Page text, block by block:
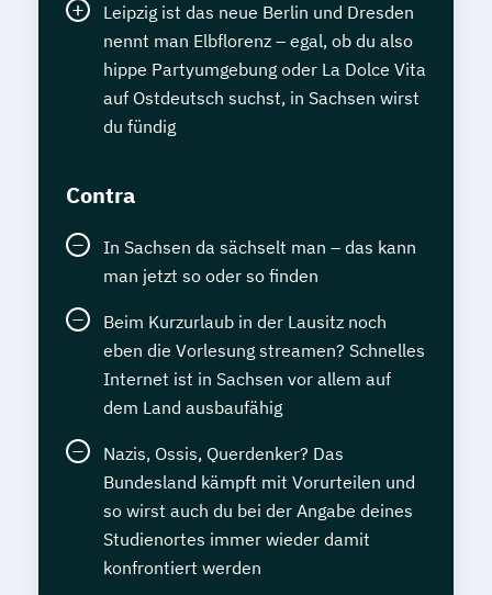
Leipzig ist das neue Berlin und Dresden
nennt man Elbflorenz – egal, ob du also
hippe Partyumgebung oder La Dolce Vita
auf Ostdeutsch suchst, in Sachsen wirst
du fündig
Contra
In Sachsen da sächselt man – das kann
man jetzt so oder so finden
Beim Kurzurlaub in der Lausitz noch
eben die Vorlesung streamen? Schnelles
Internet ist in Sachsen vor allem auf
dem Land ausbaufähig
Nazis, Ossis, Querdenker? Das
Bundesland kämpft mit Vorurteilen und
so wirst auch du bei der Angabe deines
Studienortes immer wieder damit
konfrontiert werden